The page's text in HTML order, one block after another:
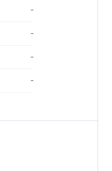
-
-
-
-